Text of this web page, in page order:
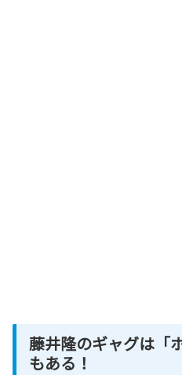
藤井隆のギャグは「
もある！